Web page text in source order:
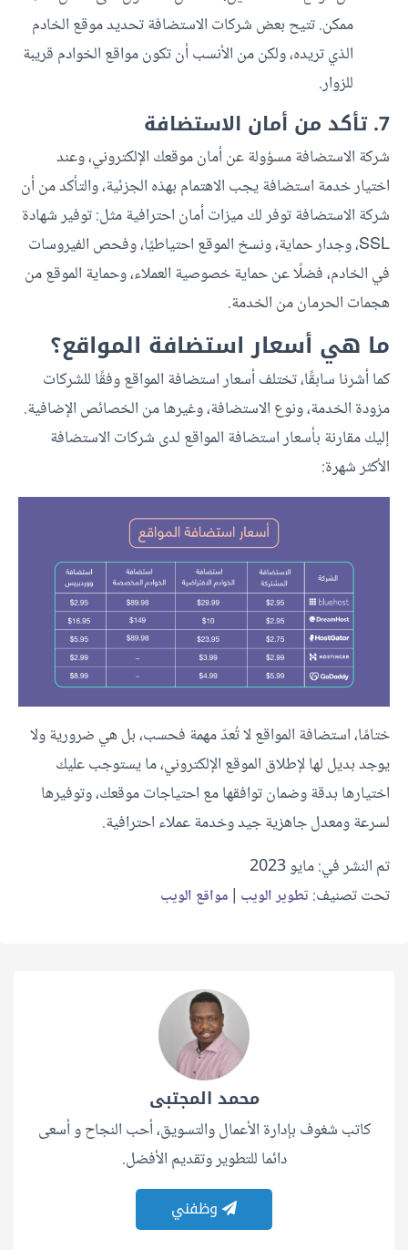
ممكن. تتيح بعض شركات الاستضافة تحديد موقع الخادم
الذي تريده، ولكن من الأنسب أن تكون مواقع الخوادم قريبة
للزوار.
7. تأكد من أمان الاستضافة
شركة الاستضافة مسؤولة عن أمان موقعك الإلكتروني، وعند
اختيار خدمة استضافة يجب الاهتمام بهذه الجزئية، والتأكد من أن
شركة الاستضافة توفر لك ميزات أمان احترافية مثل: توفير شهادة
SSL، وجدار حماية، ونسخ الموقع احتياطيًا، وفحص الفيروسات
في الخادم، فضلًا عن حماية خصوصية العملاء، وحماية الموقع من
هجمات الحرمان من الخدمة.
ما هي أسعار استضافة المواقع؟
كما أشرنا سابقًا، تختلف أسعار استضافة المواقع وفقًا للشركات
مزودة الخدمة، ونوع الاستضافة، وغيرها من الخصائص الإضافية.
إليك مقارنة بأسعار استضافة المواقع لدى شركات الاستضافة
الأكثر شهرة:
ختامًا، استضافة المواقع لا تُعدّ مهمة فحسب، بل هي ضرورية ولا
يوجد بديل لها لإطلاق الموقع الإلكتروني، ما يستوجب عليك
اختيارها بدقة وضمان توافقها مع احتياجات موقعك، وتوفيرها
لسرعة ومعدل جاهزية جيد وخدمة عملاء احترافية.
تم النشر في: مايو 2023
تحت تصنيف: تطوير الويب | مواقع الويب
محمد المجتبى
كاتب شغوف بإدارة الأعمال والتسويق، أحب النجاح و أسعى
دائما للتطوير وتقديم الأفضل.
وظفني